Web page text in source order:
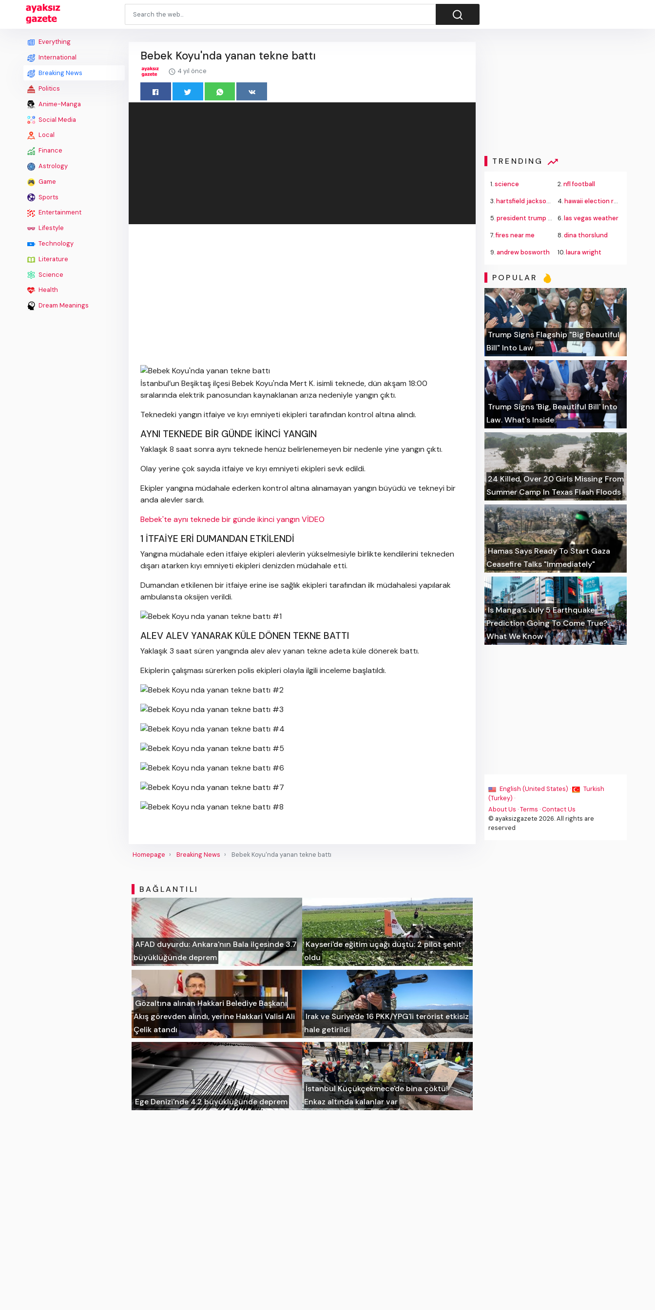
Everything
International
Breaking News
Politics
Anime-Manga
Social Media
Local
Finance
Astrology
Game
Sports
Entertainment
Lifestyle
Technology
Literature
Science
Health
Dream Meanings
Bebek Koyu'nda yanan tekne battı
4 yıl önce
İstanbul’un Beşiktaş ilçesi Bebek Koyu'nda Mert K. isimli teknede, dün akşam 18:00
sıralarında elektrik panosundan kaynaklanan arıza nedeniyle yangın çıktı.
Teknedeki yangın itfaiye ve kıyı emniyeti ekipleri tarafından kontrol altına alındı.
AYNI TEKNEDE BİR GÜNDE İKİNCİ YANGIN
Yaklaşık 8 saat sonra aynı teknede henüz belirlenemeyen bir nedenle yine yangın çıktı.
Olay yerine çok sayıda itfaiye ve kıyı emniyeti ekipleri sevk edildi.
Ekipler yangına müdahale ederken kontrol altına alınamayan yangın büyüdü ve tekneyi bir
anda alevler sardı.
Bebek'te aynı teknede bir günde ikinci yangın VİDEO
1 İTFAİYE ERİ DUMANDAN ETKİLENDİ
Yangına müdahale eden itfaiye ekipleri alevlerin yükselmesiyle birlikte kendilerini tekneden
dışarı atarken kıyı emniyeti ekipleri denizden müdahale etti.
Dumandan etkilenen bir itfaiye erine ise sağlık ekipleri tarafından ilk müdahalesi yapılarak
ambulansta oksijen verildi.
ALEV ALEV YANARAK KÜLE DÖNEN TEKNE BATTI
Yaklaşık 3 saat süren yangında alev alev yanan tekne adeta küle dönerek battı.
Ekiplerin çalışması sürerken polis ekipleri olayla ilgili inceleme başlatıldı.
Homepage Breaking News Bebek Koyu'nda yanan tekne battı
BAĞLANTILI
AFAD duyurdu: Ankara'nın Bala ilçesinde 3.7
büyüklüğünde deprem
Kayseri'de eğitim uçağı düştü: 2 pilot şehit
oldu
Gözaltına alınan Hakkari Belediye Başkanı
Akış görevden alındı, yerine Hakkari Valisi Ali
Çelik atandı
Irak ve Suriye'de 16 PKK/YPG'li terörist etkisiz
hale getirildi
Ege Denizi'nde 4.2 büyüklüğünde deprem
İstanbul Küçükçekmece'de bina çöktü!
Enkaz altında kalanlar var
TRENDING
1.science 2.nfl football
3.hartsfield jackson delta flight emergency 4.hawaii election results
5.president trump guinness fireworks record 6.las vegas weather
7.fires near me 8.dina thorslund
9.andrew bosworth 10.laura wright
POPULAR
Trump Signs Flagship "Big Beautiful
Bill" Into Law
Trump Signs 'Big, Beautiful Bill' Into
Law. What's Inside
24 Killed, Over 20 Girls Missing From
Summer Camp In Texas Flash Floods
Hamas Says Ready To Start Gaza
Ceasefire Talks "Immediately"
Is Manga's July 5 Earthquake
Prediction Going To Come True?
What We Know
English (United States) ·
Turkish
(Turkey) ·
About Us ·Terms ·Contact Us
© ayaksizgazete 2026. All rights are
reserved